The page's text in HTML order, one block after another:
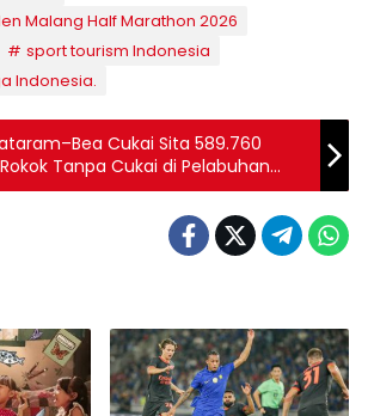
Malang Half Marathon 2026
sport tourism Indonesia
Indonesia.
Cukai Sita 589.760
Tanpa Cukai di Pelabuhan